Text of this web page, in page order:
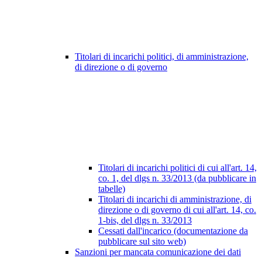
Titolari di incarichi politici, di amministrazione,
di direzione o di governo
Titolari di incarichi politici di cui all'art. 14,
co. 1, del dlgs n. 33/2013 (da pubblicare in
tabelle)
Titolari di incarichi di amministrazione, di
direzione o di governo di cui all'art. 14, co.
1-bis, del dlgs n. 33/2013
Cessati dall'incarico (documentazione da
pubblicare sul sito web)
Sanzioni per mancata comunicazione dei dati